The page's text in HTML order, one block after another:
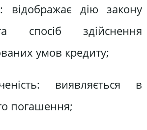
відображає дію закону
спосіб здійснення
умов кредиту;
виявляється в
погашення;